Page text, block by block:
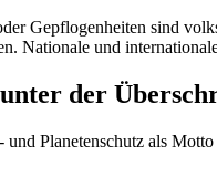
Gepflogenheiten sind
Nationale und
der
Planetenschutz als